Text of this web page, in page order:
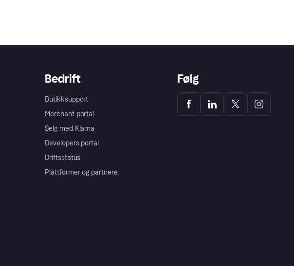
Bedrift
Butikksupport
Merchant portal
Selg med Klarna
Developers portal
Driftsstatus
Plattformer og partnere
Følg